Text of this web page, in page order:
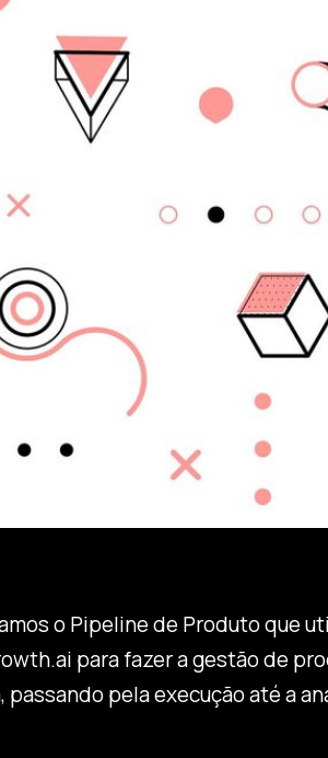
o Pipeline de Produto que
para fazer a gestão de
pela execução até a